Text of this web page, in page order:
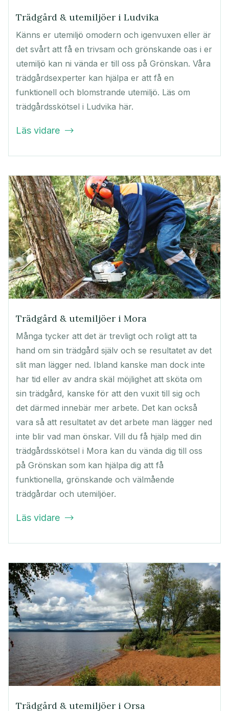
Trädgård & utemiljöer i Ludvika
Känns er utemiljö omodern och igenvuxen eller är
det svårt att få en trivsam och grönskande oas i er
utemiljö kan ni vända er till oss på Grönskan. Våra
trädgårdsexperter kan hjälpa er att få en
funktionell och blomstrande utemiljö. Läs om
trädgårdsskötsel i Ludvika här.
Läs vidare 
Trädgård & utemiljöer i Mora
Många tycker att det är trevligt och roligt att ta
hand om sin trädgård själv och se resultatet av det
slit man lägger ned. Ibland kanske man dock inte
har tid eller av andra skäl möjlighet att sköta om
sin trädgård, kanske för att den vuxit till sig och
det därmed innebär mer arbete. Det kan också
vara så att resultatet av det arbete man lägger ned
inte blir vad man önskar. Vill du få hjälp med din
trädgårdsskötsel i Mora kan du vända dig till oss
på Grönskan som kan hjälpa dig att få
funktionella, grönskande och välmående
trädgårdar och utemiljöer.
Läs vidare 
Trädgård & utemiljöer i Orsa